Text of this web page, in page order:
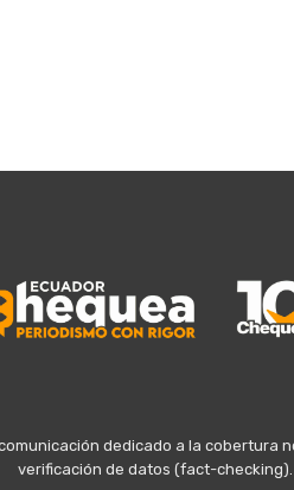
comunicación dedicado a la
verificación de datos (fact-checking).